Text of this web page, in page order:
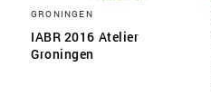
GRONINGEN
IABR 2016 Atelier
Groningen